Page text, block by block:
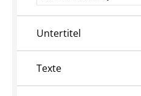
Untertitel
Texte